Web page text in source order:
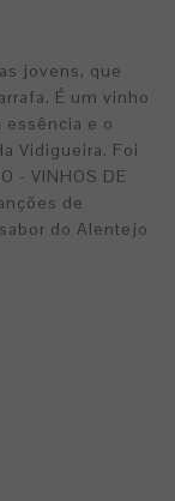
jovens, que
É um vinho
e o
Vidigueira. Foi
- VINHOS DE
de
do Alentejo